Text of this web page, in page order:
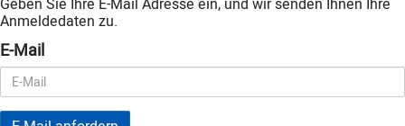
Geben Sie Ihre E-Mail Adresse ein, und wir senden Ihnen Ihre
Anmeldedaten zu.
E-Mail